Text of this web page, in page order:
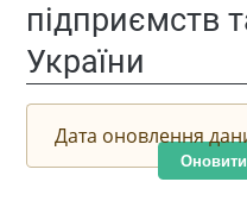
підприємств
України
Дата оновлення